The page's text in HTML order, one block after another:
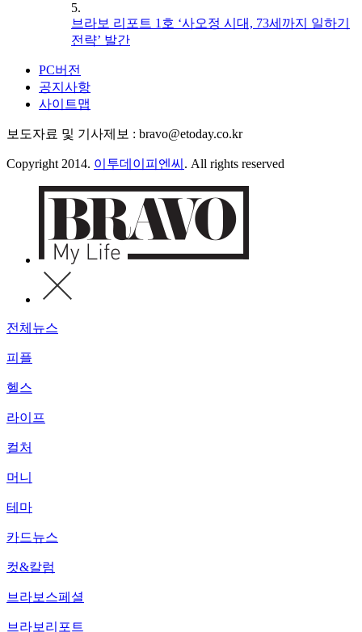
5.
브라보 리포트 1호 ‘사오정 시대, 73세까지 일하기
전략’ 발간
PC버전
공지사항
사이트맵
보도자료 및 기사제보 : bravo@etoday.co.kr
Copyright 2014. 이투데이피엔씨 . All rights reserved
전체뉴스
피플
헬스
라이프
컬처
머니
테마
카드뉴스
컷&칼럼
브라보스페셜
브라보리포트